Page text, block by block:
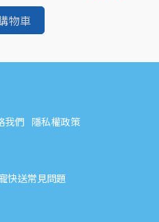
物車
我們 隱私權政策
快送常見問題